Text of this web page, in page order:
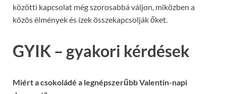
közötti kapcsolat még szorosabbá váljon, miközben a
közös élmények és ízek összekapcsolják őket.
GYIK – gyakori kérdések
Miért a csokoládé a legnépszerűbb Valentin-napi